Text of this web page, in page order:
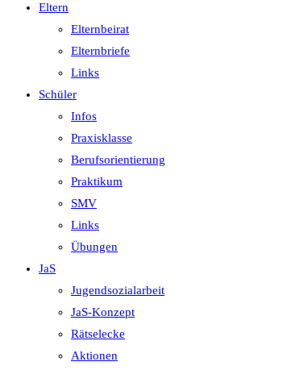
Eltern
Elternbeirat
Elternbriefe
Links
Schüler
Infos
Praxisklasse
Berufsorientierung
Praktikum
SMV
Links
Übungen
JaS
Jugendsozialarbeit
JaS-Konzept
Rätselecke
Aktionen